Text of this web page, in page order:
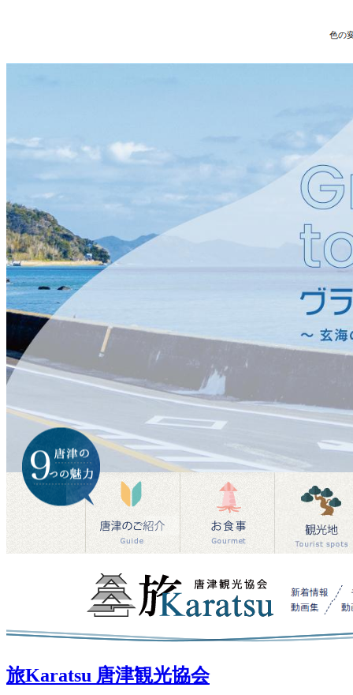
旅Karatsu 唐津観光協会